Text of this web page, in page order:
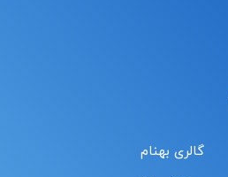
گالری بهنام